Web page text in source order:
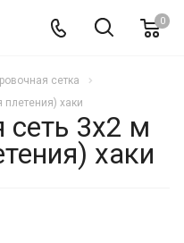
0
сетка
хаки
сеть 3х2 м
хаки